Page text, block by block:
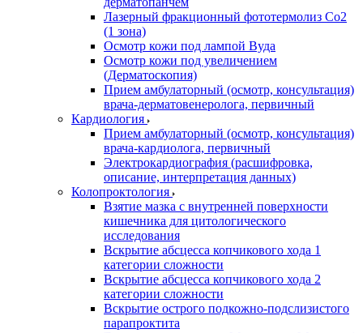
Лазерный фракционный фототермолиз Со2
(1 зона)
Осмотр кожи под лампой Вуда
Осмотр кожи под увеличением
(Дерматоскопия)
Прием амбулаторный (осмотр, консультация)
врача-дерматовенеролога, первичный
Кардиология
Прием амбулаторный (осмотр, консультация)
врача-кардиолога, первичный
Электрокардиография (расшифровка,
описание, интерпретация данных)
Колопроктология
Взятие мазка с внутренней поверхности
кишечника для цитологического
исследования
Вскрытие абсцесса копчикового хода 1
категории сложности
Вскрытие абсцесса копчикового хода 2
категории сложности
Вскрытие острого подкожно-подслизистого
парапроктита